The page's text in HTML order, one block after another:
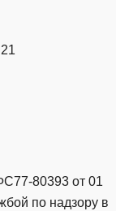
80393 от 01
по надзору в